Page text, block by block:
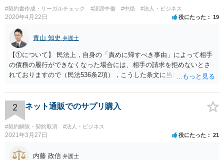
#契約書作成・リーガルチェック #誹謗中傷 #中絶 #法人・ビジネス
2020年4月22日 役にたった 19
青山 知史 弁護士
【①について】 民法上，自身の「責めに帰すべき事由」によって相手
の債務の履行ができなくなった場合には、相手の請求を拒めないとさ
れておりますので（民法536条2項），こうした条文に当たるかが問題
現在の各宣言や要請は，強制力のあるものではなく，震災等で対象施
設が滅失してしまった場合と異なり，挙式等自体が物理的に不可能に
なったとまではいえないかと思われます。こうした中で，顧客の判断
でキャンセルを申し出たとすれば，形式的には顧客側に帰責性があっ
たといえる可能性は考えられます。 一方で，実質的に考えた場合，集
婚式場等の施設についても，解釈によっては集会に供する施設の1つと
2 ネット通販でのサプリ購入
#契約解除・契約取消 #法人・ビジネス
2021年3月27日 役にたった 21
内藤 政信 弁護士